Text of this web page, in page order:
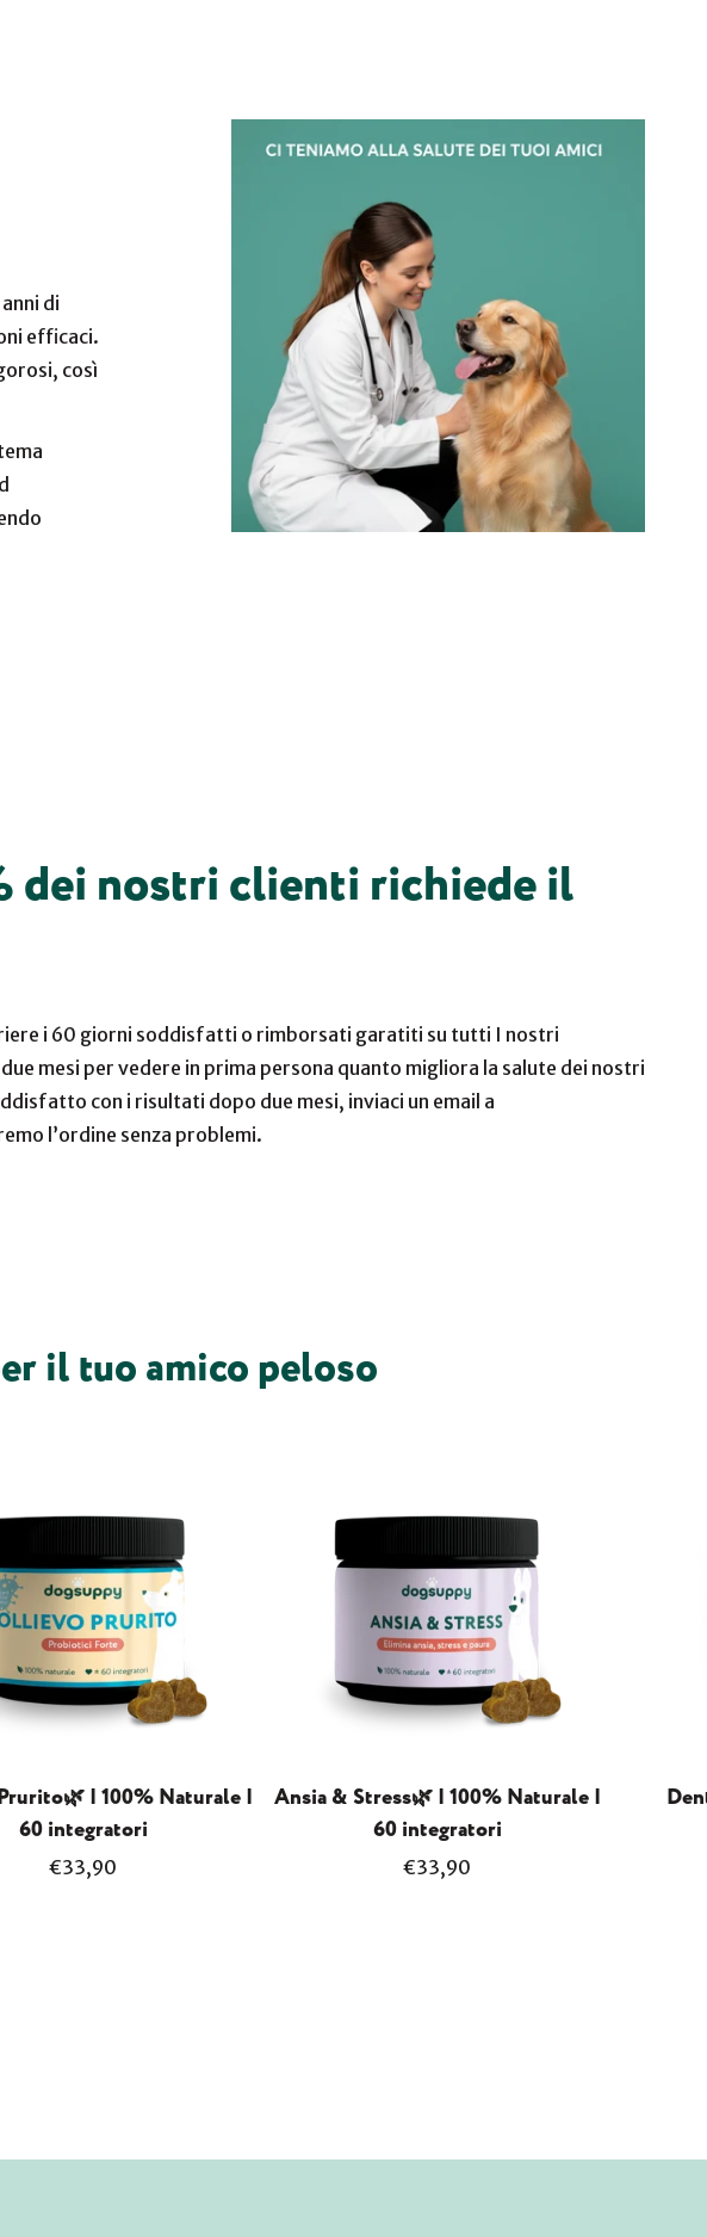
di
efficaci.
così
dei nostri clienti richiede il
i 60 giorni soddisfatti o rimborsati garatiti su tutti I nostri
mesi per vedere in prima persona quanto migliora la salute dei nostri
con i risultati dopo due mesi, inviaci un email a
l’ordine senza problemi.
il tuo amico peloso
| 100% Naturale |
60 integratori
Prezzo
€33,90
Ansia & Stress🌿 | 100% Naturale |
60 integratori
Prezzo
€33,90